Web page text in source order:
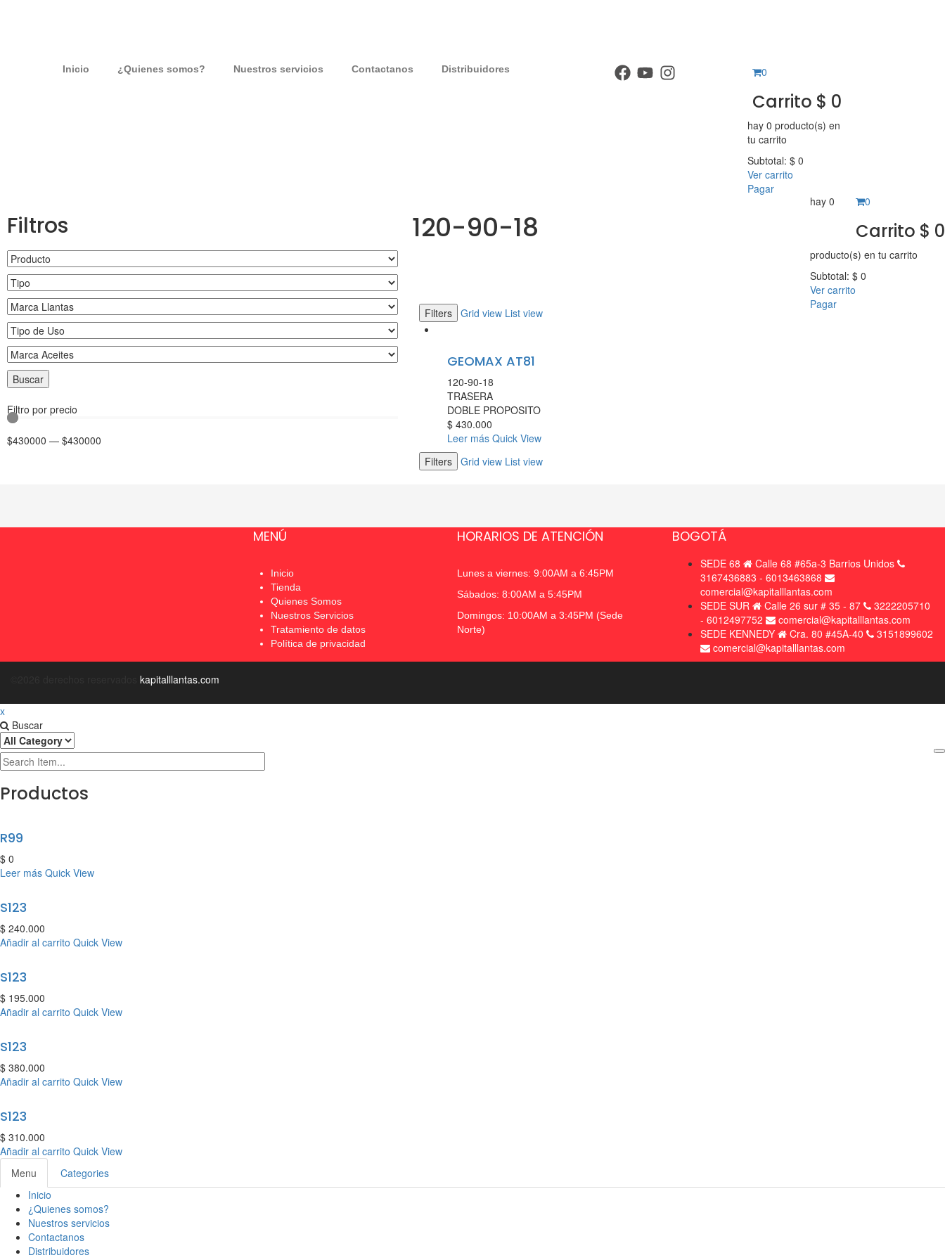
Inicio ¿Quienes somos? Nuestros servicios Contactanos Distribuidores 0
Carrito $ 0
hay0 producto(s) en
tu carrito
Subtotal: $ 0
Ver carrito
Pagar
0
Carrito $ 0
hay 0
producto(s) en tu carrito
Subtotal: $ 0
Ver carrito
Pagar
Filtros
Buscar
Filtro por precio
$430000 — $430000
120-90-18
Filters Grid view List view
GEOMAX AT81
120-90-18
TRASERA
DOBLE PROPOSITO
$ 430.000
Leer más Quick View
Filters Grid view List view
MENÚ
Inicio
Tienda
Quienes Somos
Nuestros Servicios
Tratamiento de datos
Política de privacidad
HORARIOS DE ATENCIÓN
Lunes a viernes: 9:00AM a 6:45PM
Sábados: 8:00AM a 5:45PM
Domingos: 10:00AM a 3:45PM (Sede
Norte)
BOGOTÁ
SEDE 68
Calle 68 #65a-3 Barrios Unidos
3167436883 - 6013463868
comercial@kapitalllantas.com
SEDE SUR
Calle 26 sur # 35 - 87
3222205710
- 6012497752
comercial@kapitalllantas.com
SEDE KENNEDY
Cra. 80 #45A-40
3151899602
comercial@kapitalllantas.com
kapitalllantas.com
x
Buscar
Productos
R99
$ 0
Leer más Quick View
S123
$ 240.000
Añadir al carrito Quick View
S123
$ 195.000
Añadir al carrito Quick View
S123
$ 380.000
Añadir al carrito Quick View
S123
$ 310.000
Añadir al carrito Quick View
Menu
Categories
Inicio
¿Quienes somos?
Nuestros servicios
Contactanos
Distribuidores